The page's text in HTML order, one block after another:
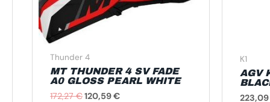
Thunder 4
MT THUNDER 4 SV FADE
A0 GLOSS PEARL WHITE
172,27€120,59€
odabrati
K1
AGV
223,09